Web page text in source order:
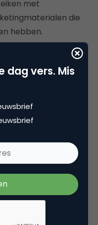
met
die
hebben.
campagne is, heb je
deel je de
met je recruitment-
gemaakt,
niet aan deze
op leeftijd
omdat het ethisch
en ervaring zijn
te targeten
dag vers. Mis